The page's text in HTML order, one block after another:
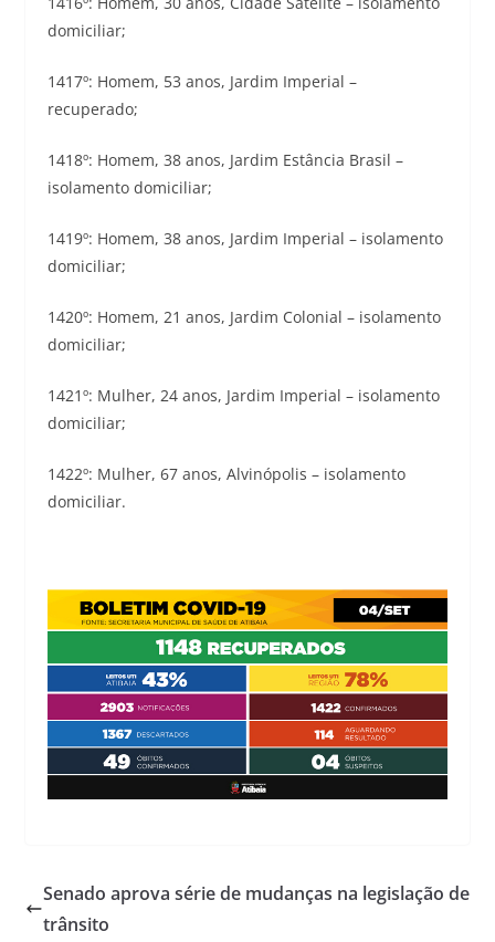
domiciliar;
1417º: Homem, 53 anos, Jardim Imperial –
recuperado;
1418º: Homem, 38 anos, Jardim Estância Brasil –
isolamento domiciliar;
1419º: Homem, 38 anos, Jardim Imperial – isolamento
domiciliar;
1420º: Homem, 21 anos, Jardim Colonial – isolamento
domiciliar;
1421º: Mulher, 24 anos, Jardim Imperial – isolamento
domiciliar;
1422º: Mulher, 67 anos, Alvinópolis – isolamento
domiciliar.
Senado aprova série de mudanças na legislação de
trânsito